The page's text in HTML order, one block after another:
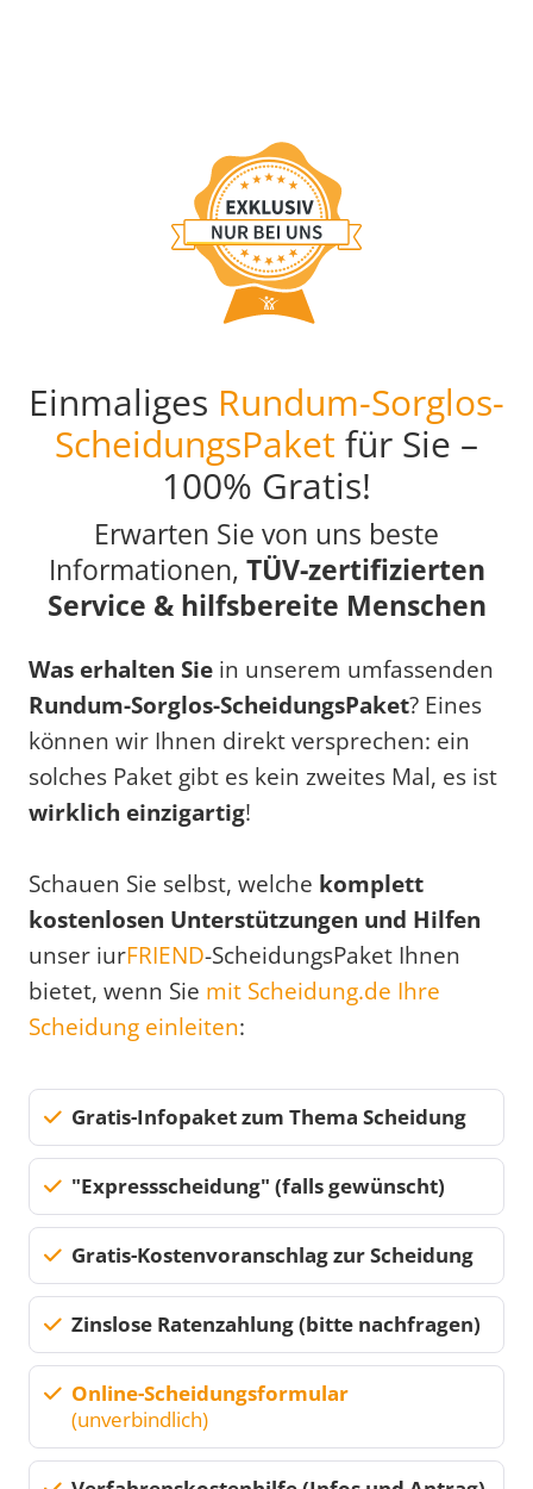
Einmaliges Rundum-Sorglos-
ScheidungsPaket für Sie –
100% Gratis!
Erwarten Sie von uns beste
Informationen, TÜV-zertifizierten
Service & hilfsbereite Menschen
Was erhalten Sie in unserem umfassenden
Rundum-Sorglos-ScheidungsPaket? Eines
können wir Ihnen direkt versprechen: ein
solches Paket gibt es kein zweites Mal, es ist
wirklich einzigartig!
Schauen Sie selbst, welche komplett
kostenlosen Unterstützungen und Hilfen
unser iurFRIEND-ScheidungsPaket Ihnen
bietet, wenn Sie mit Scheidung.de Ihre
Scheidung einleiten:
Gratis-Infopaket zum Thema Scheidung
"Expressscheidung" (falls gewünscht)
Gratis-Kostenvoranschlag zur Scheidung
Zinslose Ratenzahlung (bitte nachfragen)
Online-Scheidungsformular
(unverbindlich)